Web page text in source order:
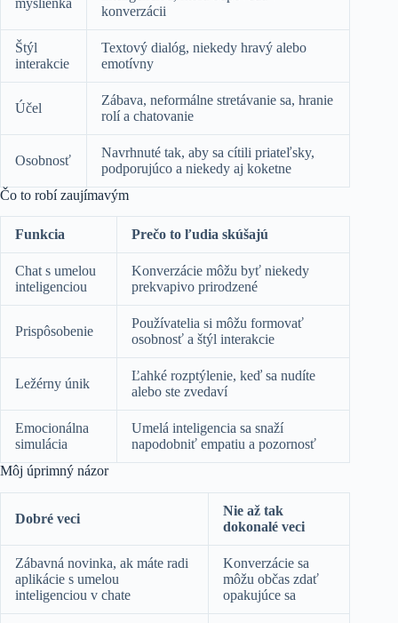
konverzácii
Štýl
interakcie
Textový dialóg, niekedy hravý alebo
emotívny
Účel
Zábava, neformálne stretávanie sa, hranie
rolí a chatovanie
Osobnosť
Navrhnuté tak, aby sa cítili priateľsky,
podporujúco a niekedy aj koketne
Čo to robí zaujímavým
Funkcia Prečo to ľudia skúšajú
Chat s umelou
inteligenciou
Konverzácie môžu byť niekedy
prekvapivo prirodzené
Prispôsobenie
Používatelia si môžu formovať
osobnosť a štýl interakcie
Ležérny únik
Ľahké rozptýlenie, keď sa nudíte
alebo ste zvedaví
Emocionálna
simulácia
Umelá inteligencia sa snaží
napodobniť empatiu a pozornosť
Môj úprimný názor
Dobré veci
Nie až tak
dokonalé veci
Zábavná novinka, ak máte radi
aplikácie s umelou
inteligenciou v chate
Konverzácie sa
môžu občas zdať
opakujúce sa